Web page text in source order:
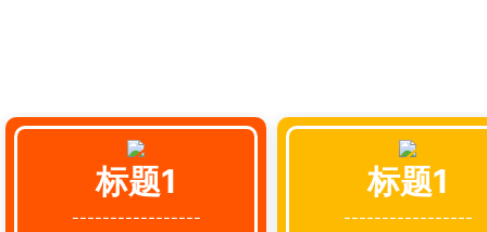
标题1
-----------------
标题1
-----------------